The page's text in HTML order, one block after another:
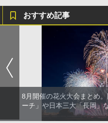
おすすめ記事
8月開催の花火大会まとめ
ーチ」や日本三大「長岡」